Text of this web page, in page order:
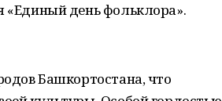
«Единый день фольклора».
Башкортостана, что